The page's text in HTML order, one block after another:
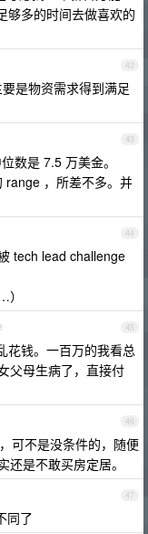
够多的时间去做喜欢的
42
是物资需求得到满足
43
数是 7.5 万美金。
range ，所差不多。并
44
tech lead challenge
45
花钱。一百万的我看总
父母生病了，直接付
46
可不是没条件的，随便
是不敢买房定居。
47
同了